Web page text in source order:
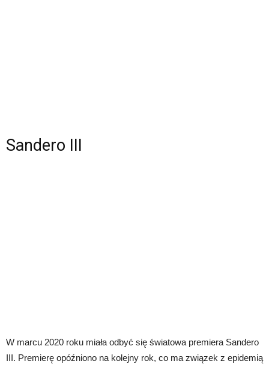
Sandero III
W marcu 2020 roku miała odbyć się światowa premiera Sandero
III. Premierę opóźniono na kolejny rok, co ma związek z epidemią